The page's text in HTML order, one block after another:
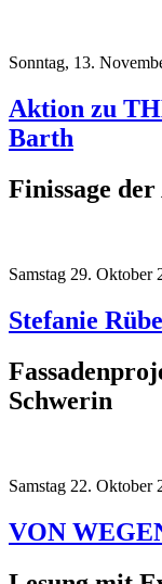
Sonntag, 13.
Aktion zu
Barth
Finissage
Samstag 29. Oktober
Stefanie
Schwerin
Samstag 22. Oktober
VON